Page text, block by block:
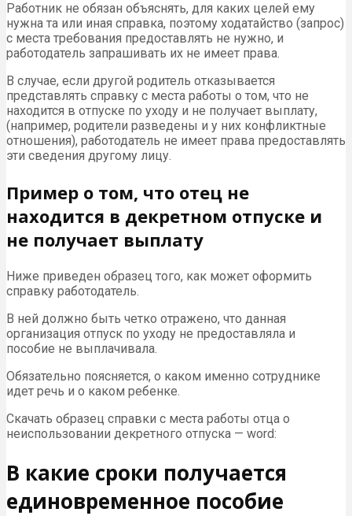
Работник не обязан объяснять, для каких целей ему
нужна та или иная справка, поэтому ходатайство (запрос)
с места требования предоставлять не нужно, и
работодатель запрашивать их не имеет права.
В случае, если другой родитель отказывается
представлять справку с места работы о том, что не
находится в отпуске по уходу и не получает выплату,
(например, родители разведены и у них конфликтные
отношения), работодатель не имеет права предоставлять
эти сведения другому лицу.
Пример о том, что отец не
находится в декретном отпуске и
не получает выплату
Ниже приведен образец того, как может оформить
справку работодатель.
В ней должно быть четко отражено, что данная
организация отпуск по уходу не предоставляла и
пособие не выплачивала.
Обязательно поясняется, о каком именно сотруднике
идет речь и о каком ребенке.
Скачать образец справки с места работы отца о
неиспользовании декретного отпуска — word:
В какие сроки получается
единовременное пособие